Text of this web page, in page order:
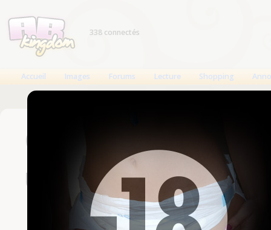
338 connectés
Accueil Images Forums Lecture Shopping
Connexion
Un compte est